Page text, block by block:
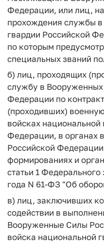
Федерации, или лиц,
прохождения службы
гвардии Российской
по которым
специальных званий
б) лиц, проходящих
службу в Вооруженных
Федерации по
(проходивших)
войсках национальной
Федерации, в органах
Российской
формированиях и
статьи 1 Федерального
года N 61-ФЗ "Об
в) лиц, заключивших
содействии в
Вооруженные Силы
войска национальной